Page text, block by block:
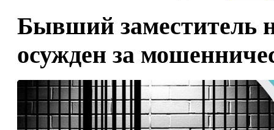
Бывший заместитель
осужден за